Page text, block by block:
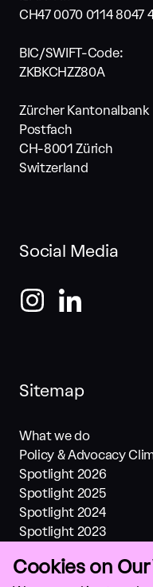
CH47 0070 0114 8047
BIC/SWIFT-Code:
ZKBKCHZZ80A
Zürcher Kantonalbank
Postfach
CH-8001 Zürich
Switzerland
Social Media
Sitemap
What we do
Policy & Advocacy
Spotlight 2026
Spotlight 2025
Spotlight 2024
Spotlight 2023
Spotlight 2021
Cookies on